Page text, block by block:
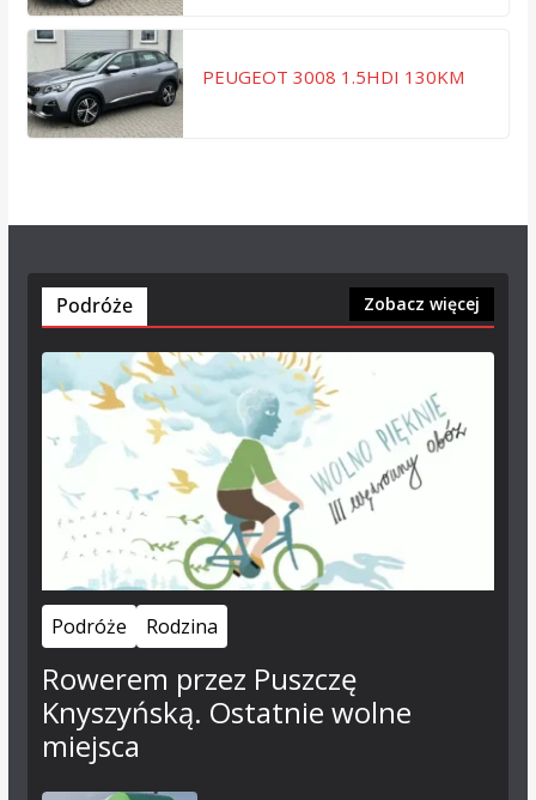
PEUGEOT 3008 1.5HDI 130KM
Podróże Zobacz więcej
Podróże Rodzina
Rowerem przez Puszczę
Knyszyńską. Ostatnie wolne
miejsca